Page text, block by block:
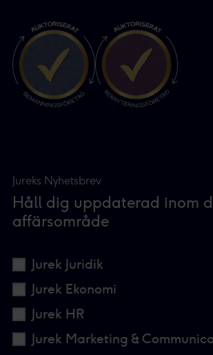
Jureks Nyhetsbrev
Håll dig uppdaterad inom
affärsområde
Jurek Juridik
Jurek Ekonomi
Jurek HR
Jurek Marketing &